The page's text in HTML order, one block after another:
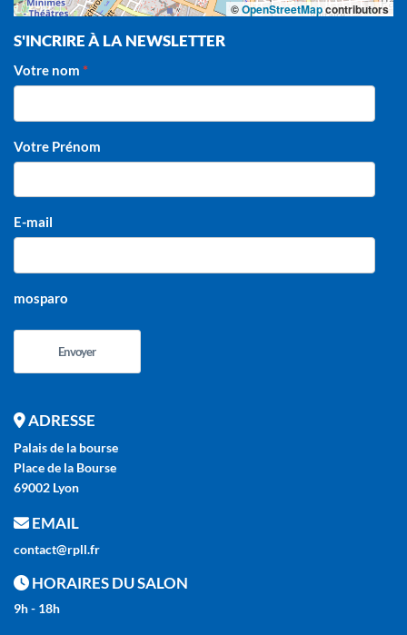
©OpenStreetMapcontributors
S'INCRIRE À LA NEWSLETTER
Votre nom
Votre Prénom
E-mail
mosparo
Envoyer
ADRESSE
Palais de la bourse
Place de la Bourse
69002 Lyon
EMAIL
contact@rpll.fr
HORAIRES DU SALON
9h - 18h